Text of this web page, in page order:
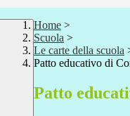
Home >
Scuola >
Le carte della scuola
Patto educativo di
Patto